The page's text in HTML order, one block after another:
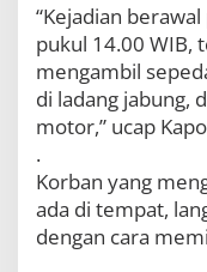
“Kejadian
pukul 14.00 WIB,
mengambil
di ladang jabung,
motor,” ucap
.
Korban yang
ada di tempat,
dengan cara